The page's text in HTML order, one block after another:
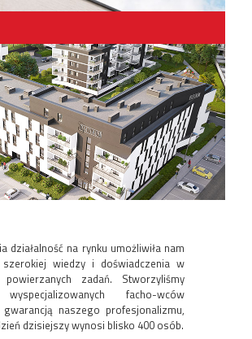
działalność na rynku umożliwiła nam
szerokiej wiedzy i doświadczenia w
powierzanych zadań. Stworzyliśmy
facho-wców
gwarancją naszego profesjonalizmu,
dzisiejszy wynosi blisko 400 osób.